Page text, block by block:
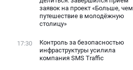
заявок на проект «Больше, чем
путешествие в молодёжную
столицу»
17:30
Контроль за безопасностью
инфраструктуры усилила
компания SMS Traffic